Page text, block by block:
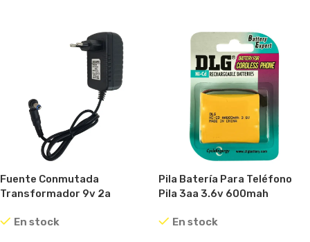
Fuente Conmutada
Transformador 9v 2a
NegroEn stock
Pila Batería Para Teléfono
Pila 3aa 3.6v 600mah
En stock